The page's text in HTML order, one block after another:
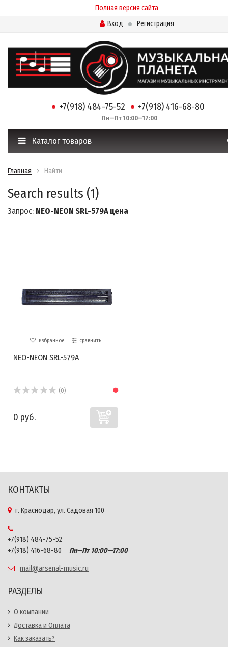
Полная версия сайта
Вход
Регистрация
+7(918) 484-75-52 +7(918) 416-68-80
Пн—Пт 10:00—17:00
Каталог товаров
Главная Найти
Search results (1)
Запрос: NEO-NEON SRL-579A цена
избранное сравнить
NEO-NEON SRL-579A
(0)
0 руб.
КОНТАКТЫ
г. Краснодар, ул. Садовая 100
+7(918) 484-75-52
+7(918) 416-68-80
Пн—Пт 10:00—17:00
mail@arsenal-music.ru
РАЗДЕЛЫ
О компании
Доставка и Оплата
Как заказать?